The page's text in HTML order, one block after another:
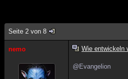
Seite 2 von 8
nemo Wie entwickeln
@Evangelion